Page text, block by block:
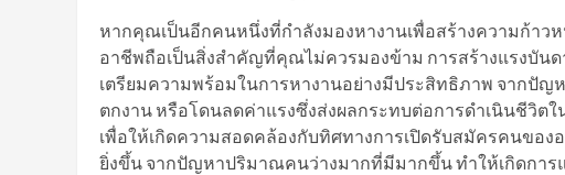
หากคุณเป็นอีกคนหนึ่งที่กำลังมองหางานเพื่อสร้างความก้าว
อาชีพถือเป็นสิ่งสำคัญที่คุณไม่ควรมองข้าม การสร้างแรงบันด
เตรียมความพร้อมในการหางานอย่างมีประสิทธิภาพ จากปัญ
ตกงาน หรือโดนลดค่าแรงซึ่งส่งผลกระทบต่อการดำเนินชีวิต
เพื่อให้เกิดความสอดคล้องกับทิศทางการเปิดรับสมัครคนขอ
ยิ่งขึ้น จากปัญหาปริมาณคนว่างมากที่มีมากขึ้น ทำให้เกิดการ